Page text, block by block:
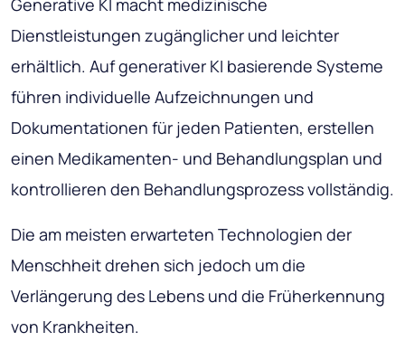
Generative KI macht medizinische
Dienstleistungen zugänglicher und leichter
erhältlich. Auf generativer KI basierende Systeme
führen individuelle Aufzeichnungen und
Dokumentationen für jeden Patienten, erstellen
einen Medikamenten- und Behandlungsplan und
kontrollieren den Behandlungsprozess vollständig.
Die am meisten erwarteten Technologien der
Menschheit drehen sich jedoch um die
Verlängerung des Lebens und die Früherkennung
von Krankheiten.